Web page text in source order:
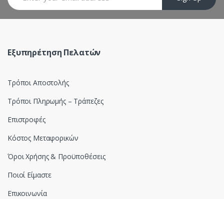
Εξυπηρέτηση Πελατών
Τρόποι Αποστολής
Τρόποι Πληρωμής – Τράπεζες
Επιστροφές
Κόστος Μεταφορικών
Όροι Χρήσης & Προϋποθέσεις
Ποιοί Είμαστε
Επικοινωνία